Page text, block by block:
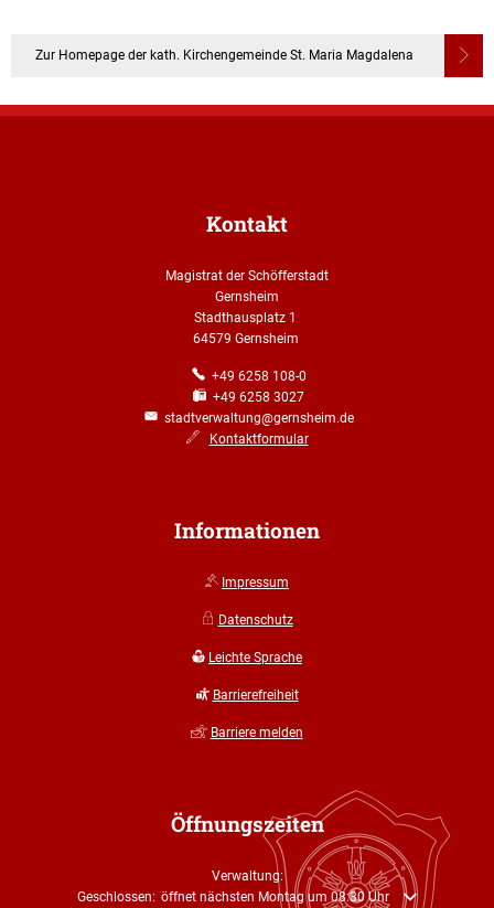
Zur Homepage der kath. Kirchengemeinde St. Maria Magdalena
Kontakt
Magistrat der Schöfferstadt
Gernsheim
Stadthausplatz 1
64579 Gernsheim
+49 6258 108-0
+49 6258 3027
stadtverwaltung@gernsheim.de
Kontaktformular
Informationen
Impressum
Datenschutz
Leichte Sprache
Barrierefreiheit
Barriere melden
Öffnungszeiten
Verwaltung:
Klicken, um weitere Öffnungs- oder Schließzeiten auszublenden
Geschlossen: öffnet nächsten Montag um 08:30 Uhr